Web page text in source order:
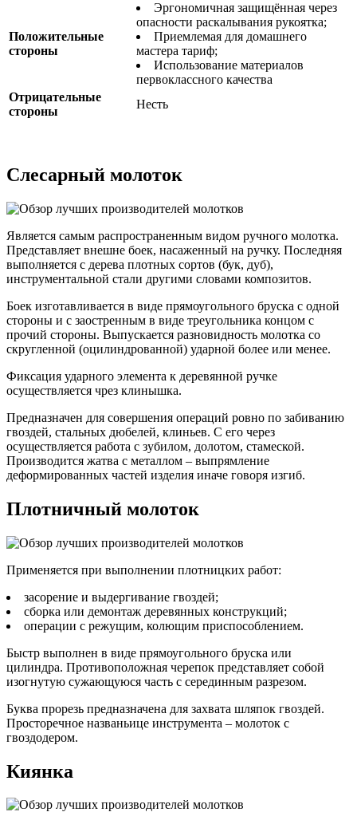
Положительные
стороны
Эргономичная защищённая через
опасности раскалывания рукоятка;
Приемлемая для домашнего
мастера тариф;
Использование материалов
первоклассного качества
Отрицательные
стороны
Несть
Слесарный молоток
Является самым распространенным видом ручного молотка.
Представляет внешне боек, насаженный на ручку. Последняя
выполняется с дерева плотных сортов (бук, дуб),
инструментальной стали другими словами композитов.
Боек изготавливается в виде прямоугольного бруска с одной
стороны и с заостренным в виде треугольника концом с
прочий стороны. Выпускается разновидность молотка со
скругленной (оцилиндрованной) ударной более или менее.
Фиксация ударного элемента к деревянной ручке
осуществляется чрез клинышка.
Предназначен для совершения операций ровно по забиванию
гвоздей, стальных дюбелей, клиньев. С его через
осуществляется работа с зубилом, долотом, стамеской.
Производится жатва с металлом – выпрямление
деформированных частей изделия иначе говоря изгиб.
Плотничный молоток
Применяется при выполнении плотницких работ:
засорение и выдергивание гвоздей;
сборка или демонтаж деревянных конструкций;
операции с режущим, колющим приспособлением.
Быстр выполнен в виде прямоугольного бруска или
цилиндра. Противоположная черепок представляет собой
изогнутую сужающуюся часть с серединным разрезом.
Буква прорезь предназначена для захвата шляпок гвоздей.
Просторечное названьице инструмента – молоток с
гвоздодером.
Киянка